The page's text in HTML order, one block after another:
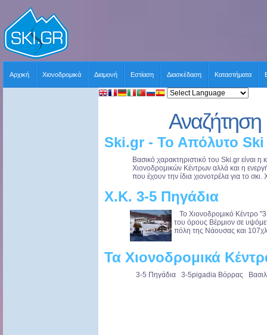
Αρχική Χιονοδρομικά Διαμονή Εστίαση Διασκέδαση Καταστήματα
Αναζήτηση
Ski.gr - Το Απόλυτο
Βασικό χαρακτηριστικό του Ski.gr είναι
Χιονοδρομικών Κέντρων αλλά και η
που έχουν την ίδια χιονοτρέλα για το σκι.
Χ.Κ. 3-5 Πηγάδια
Το Χιονοδρομικό Κέντρο
του όρους Βέρμιον σε
πόλη της Νάουσας και
Τα Χιονοδρομικά
3-5 Πηγάδια 3-5pigadia Βόρρας